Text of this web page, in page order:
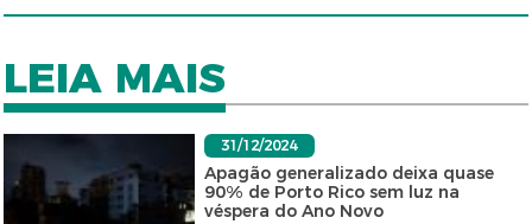
LEIA MAIS
31/12/2024
Apagão generalizado deixa quase
90% de Porto Rico sem luz na
véspera do Ano Novo